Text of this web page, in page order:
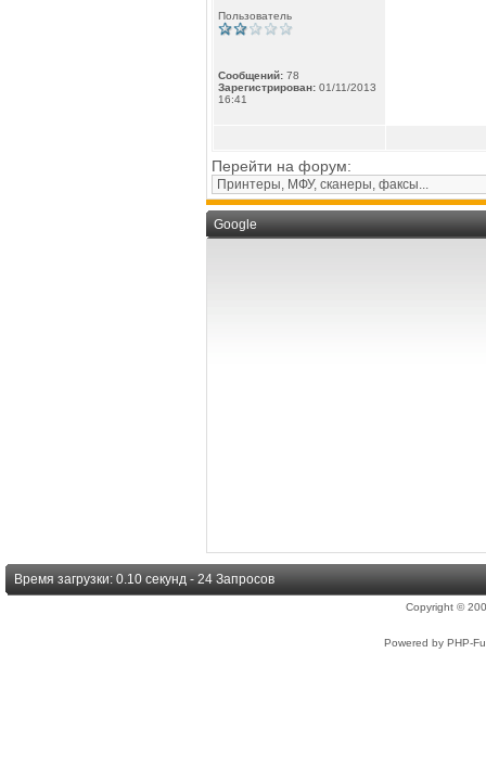
Пользователь
Сообщений: 78
Зарегистрирован: 01/11/2013
16:41
Перейти на форум:
Google
Время загрузки: 0.10 секунд - 24 Запросов
Copyright ©
Powered by PHP-